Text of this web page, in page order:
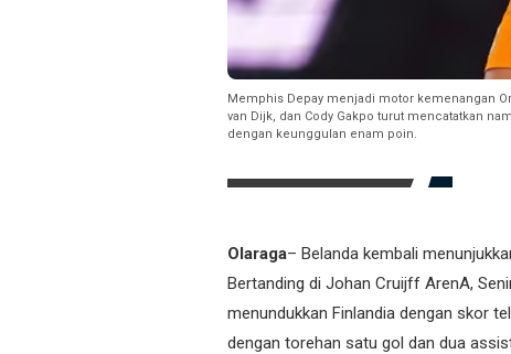
Memphis Depay menjadi motor kemenangan
van Dijk, dan Cody Gakpo turut mencatatkan
dengan keunggulan enam poin.
Olaraga– Belanda kembali
Bertanding di Johan Cruijff ArenA,
menundukkan Finlandia dengan skor
dengan torehan satu gol dan dua